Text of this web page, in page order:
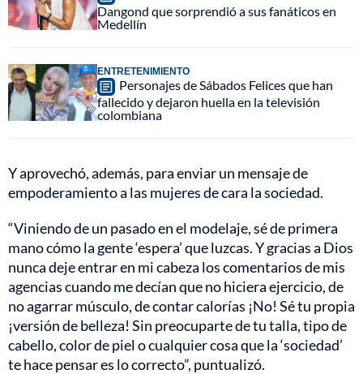
Dangond que sorprendió a sus fanáticos en
Medellín
ENTRETENIMIENTO
Personajes de Sábados Felices que han
fallecido y dejaron huella en la televisión
colombiana
Y aprovechó, además, para enviar un mensaje de
empoderamiento a las mujeres de cara la sociedad.
“Viniendo de un pasado en el modelaje, sé de primera
mano cómo la gente ‘espera’ que luzcas. Y gracias a Dios
nunca deje entrar en mi cabeza los comentarios de mis
agencias cuando me decían que no hiciera ejercicio, de
no agarrar músculo, de contar calorías ¡No! Sé tu propia
¡versión de belleza! Sin preocuparte de tu talla, tipo de
cabello, color de piel o cualquier cosa que la ‘sociedad’
te hace pensar es lo correcto”, puntualizó.